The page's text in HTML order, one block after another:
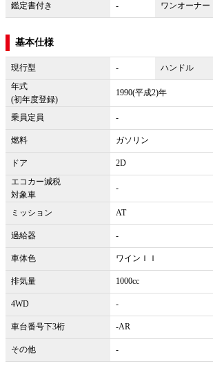
鑑定書付き - ワンオーナー
基本仕様
現行型 - ハンドル
年式
(初年度登録)
1990(平成2)年
乗員定員 -
燃料 ガソリン
ドア
2D
エコカー減税
対象車
-
ミッション AT
過給器 -
車体色 ワインＩＩ
排気量 1000cc
4WD -
車台番号下3桁 -AR
その他 -